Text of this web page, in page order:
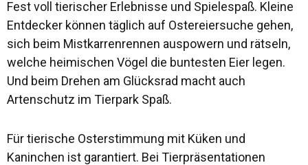
Fest voll tierischer Erlebnisse und Spielespaß. Kleine
Entdecker können täglich auf Ostereiersuche gehen,
sich beim Mistkarrenrennen auspowern und rätseln,
welche heimischen Vögel die buntesten Eier legen.
Und beim Drehen am Glücksrad macht auch
Artenschutz im Tierpark Spaß.
Für tierische Osterstimmung mit Küken und
Kaninchen ist garantiert. Bei Tierpräsentationen